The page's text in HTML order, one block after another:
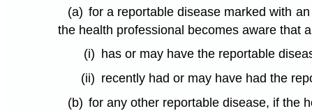
(a) for a reportable disease marked with
the health professional becomes aware that
(i) has or may have the reportable
(ii) recently had or may have had the
(b) for any other reportable disease, if the